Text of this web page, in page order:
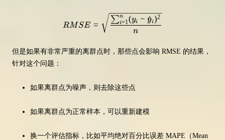
RMSE =
RMSE =
n
∑i=1
n (yi − y
^i)2
但是如果有非常严重的离群点时，那些点会影响 RMSE 的结果，
针对这个问题：
如果离群点为噪声，则去除这些点
如果离群点为正常样本，可以重新建模
换一个评估指标，比如平均绝对百分比误差 MAPE（Mean